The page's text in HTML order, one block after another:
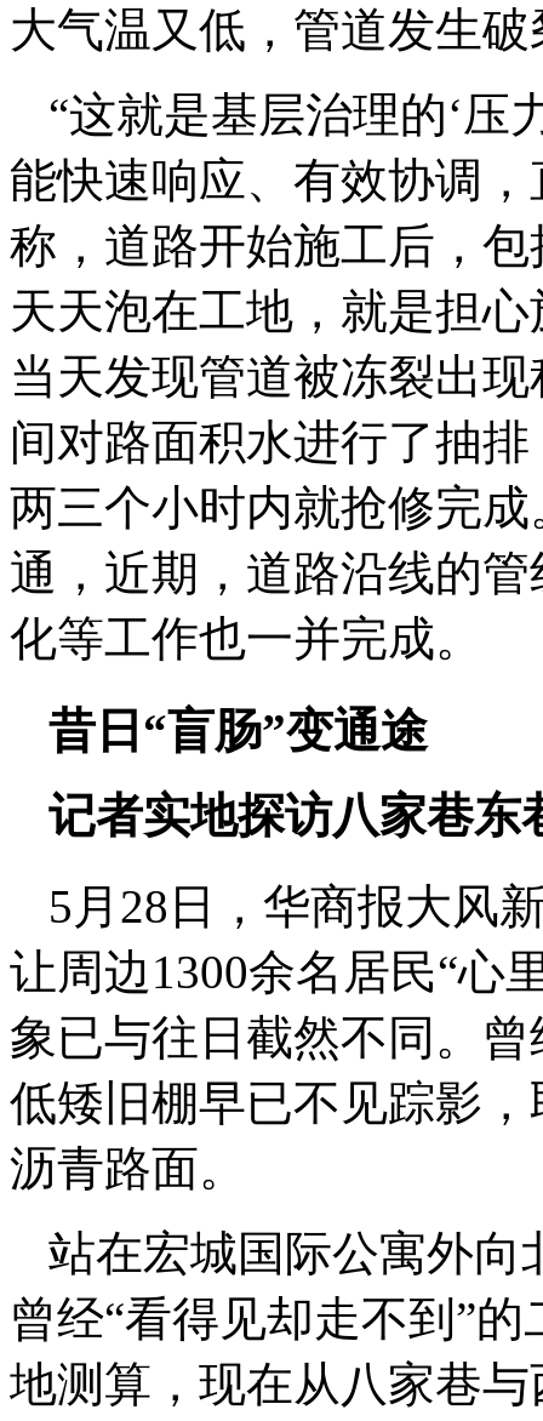
大气温又低，管道发生
“这就是基层治理的‘
能快速响应、有效协调
称，道路开始施工后，
天天泡在工地，就是担
当天发现管道被冻裂出
间对路面积水进行了抽
两三个小时内就抢修完
通，近期，道路沿线的
化等工作也一并完成。
昔日“盲肠”变通途
记者实地探访八家巷东
5月28日，华商报大风
让周边1300余名居民“心
象已与往日截然不同。
低矮旧棚早已不见踪影
沥青路面。
站在宏城国际公寓外向
曾经“看得见却走不到”
地测算，现在从八家巷